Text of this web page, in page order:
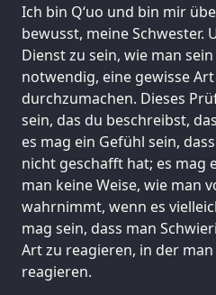
Ich bin Q‘uo und bin mir
bewusst, meine Schwester.
Dienst zu sein, wie man
notwendig, eine gewisse
durchzumachen. Dieses
sein, das du beschreibst,
es mag ein Gefühl sein,
nicht geschafft hat; es mag
man keine Weise, wie man
wahrnimmt, wenn es
mag sein, dass man
Art zu reagieren, in der
reagieren.